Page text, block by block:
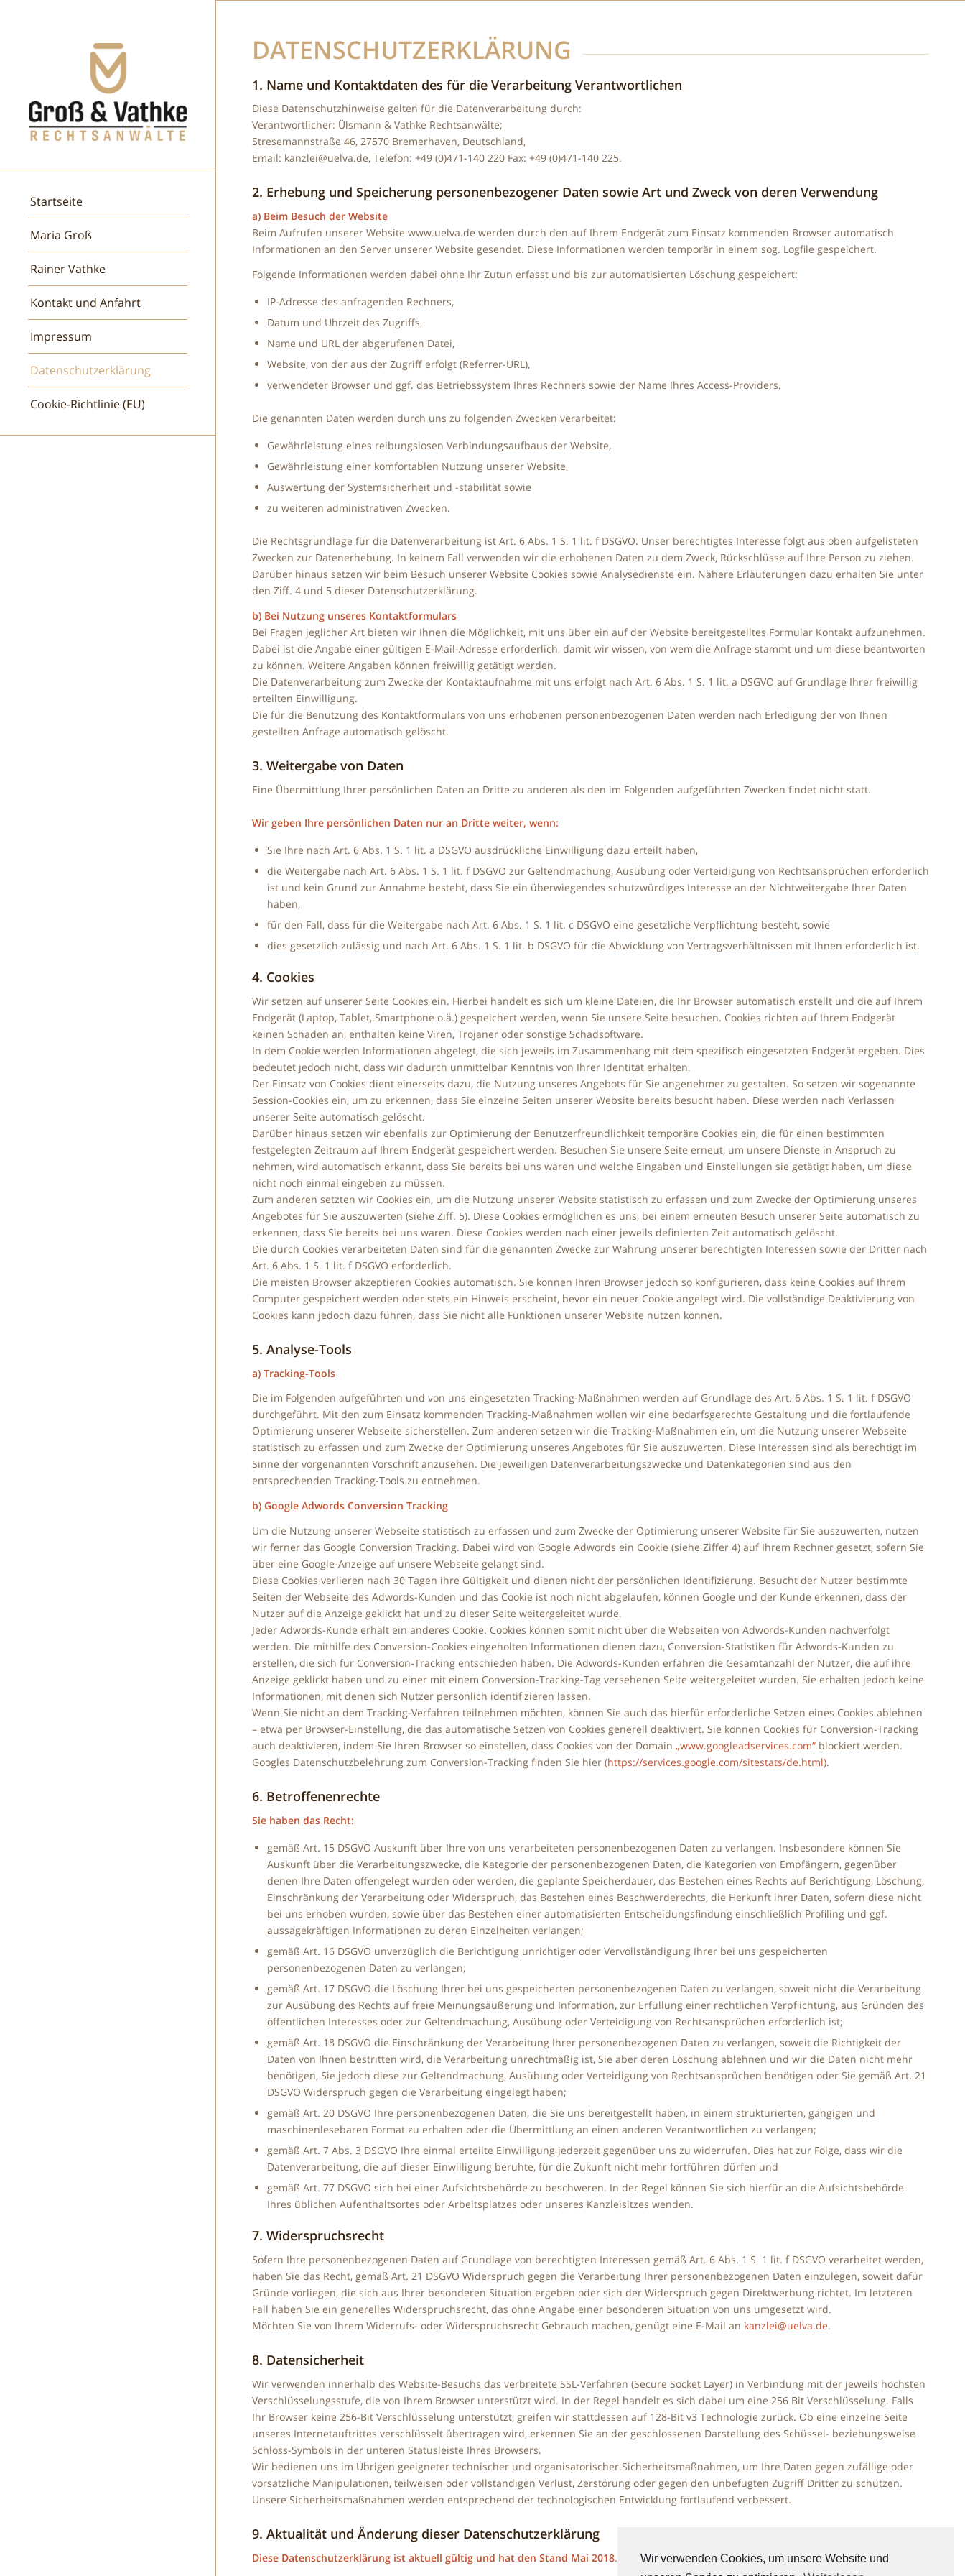
Wir verwenden Cookies, um unsere Website und
Startseite
Maria Groß
Rainer Vathke
Kontakt und Anfahrt
Impressum
Datenschutzerklärung
Cookie-Richtlinie (EU)
DATENSCHUTZERKLÄRUNG
1. Name und Kontaktdaten des für die Verarbeitung Verantwortlichen
Diese Datenschutzhinweise gelten für die Datenverarbeitung durch:
Verantwortlicher: Ülsmann & Vathke Rechtsanwälte;
Stresemannstraße 46, 27570 Bremerhaven, Deutschland,
Email: kanzlei@uelva.de, Telefon: +49 (0)471-140 220 Fax: +49 (0)471-140 225.
2. Erhebung und Speicherung personenbezogener Daten sowie Art und Zweck von deren Verwendung
a) Beim Besuch der Website
Beim Aufrufen unserer Website www.uelva.de werden durch den auf Ihrem Endgerät zum Einsatz kommenden Browser automatisch
Informationen an den Server unserer Website gesendet. Diese Informationen werden temporär in einem sog. Logfile gespeichert.
Folgende Informationen werden dabei ohne Ihr Zutun erfasst und bis zur automatisierten Löschung gespeichert:
IP-Adresse des anfragenden Rechners,
Datum und Uhrzeit des Zugriffs,
Name und URL der abgerufenen Datei,
Website, von der aus der Zugriff erfolgt (Referrer-URL),
verwendeter Browser und ggf. das Betriebssystem Ihres Rechners sowie der Name Ihres Access-Providers.
Die genannten Daten werden durch uns zu folgenden Zwecken verarbeitet:
Gewährleistung eines reibungslosen Verbindungsaufbaus der Website,
Gewährleistung einer komfortablen Nutzung unserer Website,
Auswertung der Systemsicherheit und -stabilität sowie
zu weiteren administrativen Zwecken.
Die Rechtsgrundlage für die Datenverarbeitung ist Art. 6 Abs. 1 S. 1 lit. f DSGVO. Unser berechtigtes Interesse folgt aus oben aufgelisteten
Zwecken zur Datenerhebung. In keinem Fall verwenden wir die erhobenen Daten zu dem Zweck, Rückschlüsse auf Ihre Person zu ziehen.
Darüber hinaus setzen wir beim Besuch unserer Website Cookies sowie Analysedienste ein. Nähere Erläuterungen dazu erhalten Sie unter
den Ziff. 4 und 5 dieser Datenschutzerklärung.
b) Bei Nutzung unseres Kontaktformulars
Bei Fragen jeglicher Art bieten wir Ihnen die Möglichkeit, mit uns über ein auf der Website bereitgestelltes Formular Kontakt aufzunehmen.
Dabei ist die Angabe einer gültigen E-Mail-Adresse erforderlich, damit wir wissen, von wem die Anfrage stammt und um diese beantworten
zu können. Weitere Angaben können freiwillig getätigt werden.
Die Datenverarbeitung zum Zwecke der Kontaktaufnahme mit uns erfolgt nach Art. 6 Abs. 1 S. 1 lit. a DSGVO auf Grundlage Ihrer freiwillig
erteilten Einwilligung.
Die für die Benutzung des Kontaktformulars von uns erhobenen personenbezogenen Daten werden nach Erledigung der von Ihnen
gestellten Anfrage automatisch gelöscht.
3. Weitergabe von Daten
Eine Übermittlung Ihrer persönlichen Daten an Dritte zu anderen als den im Folgenden aufgeführten Zwecken findet nicht statt.
Wir geben Ihre persönlichen Daten nur an Dritte weiter, wenn:
Sie Ihre nach Art. 6 Abs. 1 S. 1 lit. a DSGVO ausdrückliche Einwilligung dazu erteilt haben,
die Weitergabe nach Art. 6 Abs. 1 S. 1 lit. f DSGVO zur Geltendmachung, Ausübung oder Verteidigung von Rechtsansprüchen erforderlich
ist und kein Grund zur Annahme besteht, dass Sie ein überwiegendes schutzwürdiges Interesse an der Nichtweitergabe Ihrer Daten
haben,
für den Fall, dass für die Weitergabe nach Art. 6 Abs. 1 S. 1 lit. c DSGVO eine gesetzliche Verpflichtung besteht, sowie
dies gesetzlich zulässig und nach Art. 6 Abs. 1 S. 1 lit. b DSGVO für die Abwicklung von Vertragsverhältnissen mit Ihnen erforderlich ist.
4. Cookies
Wir setzen auf unserer Seite Cookies ein. Hierbei handelt es sich um kleine Dateien, die Ihr Browser automatisch erstellt und die auf Ihrem
Endgerät (Laptop, Tablet, Smartphone o.ä.) gespeichert werden, wenn Sie unsere Seite besuchen. Cookies richten auf Ihrem Endgerät
keinen Schaden an, enthalten keine Viren, Trojaner oder sonstige Schadsoftware.
In dem Cookie werden Informationen abgelegt, die sich jeweils im Zusammenhang mit dem spezifisch eingesetzten Endgerät ergeben. Dies
bedeutet jedoch nicht, dass wir dadurch unmittelbar Kenntnis von Ihrer Identität erhalten.
Der Einsatz von Cookies dient einerseits dazu, die Nutzung unseres Angebots für Sie angenehmer zu gestalten. So setzen wir sogenannte
Session-Cookies ein, um zu erkennen, dass Sie einzelne Seiten unserer Website bereits besucht haben. Diese werden nach Verlassen
unserer Seite automatisch gelöscht.
Darüber hinaus setzen wir ebenfalls zur Optimierung der Benutzerfreundlichkeit temporäre Cookies ein, die für einen bestimmten
festgelegten Zeitraum auf Ihrem Endgerät gespeichert werden. Besuchen Sie unsere Seite erneut, um unsere Dienste in Anspruch zu
nehmen, wird automatisch erkannt, dass Sie bereits bei uns waren und welche Eingaben und Einstellungen sie getätigt haben, um diese
nicht noch einmal eingeben zu müssen.
Zum anderen setzten wir Cookies ein, um die Nutzung unserer Website statistisch zu erfassen und zum Zwecke der Optimierung unseres
Angebotes für Sie auszuwerten (siehe Ziff. 5). Diese Cookies ermöglichen es uns, bei einem erneuten Besuch unserer Seite automatisch zu
erkennen, dass Sie bereits bei uns waren. Diese Cookies werden nach einer jeweils definierten Zeit automatisch gelöscht.
Die durch Cookies verarbeiteten Daten sind für die genannten Zwecke zur Wahrung unserer berechtigten Interessen sowie der Dritter nach
Art. 6 Abs. 1 S. 1 lit. f DSGVO erforderlich.
Die meisten Browser akzeptieren Cookies automatisch. Sie können Ihren Browser jedoch so konfigurieren, dass keine Cookies auf Ihrem
Computer gespeichert werden oder stets ein Hinweis erscheint, bevor ein neuer Cookie angelegt wird. Die vollständige Deaktivierung von
Cookies kann jedoch dazu führen, dass Sie nicht alle Funktionen unserer Website nutzen können.
5. Analyse-Tools
a) Tracking-Tools
Die im Folgenden aufgeführten und von uns eingesetzten Tracking-Maßnahmen werden auf Grundlage des Art. 6 Abs. 1 S. 1 lit. f DSGVO
durchgeführt. Mit den zum Einsatz kommenden Tracking-Maßnahmen wollen wir eine bedarfsgerechte Gestaltung und die fortlaufende
Optimierung unserer Webseite sicherstellen. Zum anderen setzen wir die Tracking-Maßnahmen ein, um die Nutzung unserer Webseite
statistisch zu erfassen und zum Zwecke der Optimierung unseres Angebotes für Sie auszuwerten. Diese Interessen sind als berechtigt im
Sinne der vorgenannten Vorschrift anzusehen. Die jeweiligen Datenverarbeitungszwecke und Datenkategorien sind aus den
entsprechenden Tracking-Tools zu entnehmen.
b) Google Adwords Conversion Tracking
Um die Nutzung unserer Webseite statistisch zu erfassen und zum Zwecke der Optimierung unserer Website für Sie auszuwerten, nutzen
wir ferner das Google Conversion Tracking. Dabei wird von Google Adwords ein Cookie (siehe Ziffer 4) auf Ihrem Rechner gesetzt, sofern Sie
über eine Google-Anzeige auf unsere Webseite gelangt sind.
Diese Cookies verlieren nach 30 Tagen ihre Gültigkeit und dienen nicht der persönlichen Identifizierung. Besucht der Nutzer bestimmte
Seiten der Webseite des Adwords-Kunden und das Cookie ist noch nicht abgelaufen, können Google und der Kunde erkennen, dass der
Nutzer auf die Anzeige geklickt hat und zu dieser Seite weitergeleitet wurde.
Jeder Adwords-Kunde erhält ein anderes Cookie. Cookies können somit nicht über die Webseiten von Adwords-Kunden nachverfolgt
werden. Die mithilfe des Conversion-Cookies eingeholten Informationen dienen dazu, Conversion-Statistiken für Adwords-Kunden zu
erstellen, die sich für Conversion-Tracking entschieden haben. Die Adwords-Kunden erfahren die Gesamtanzahl der Nutzer, die auf ihre
Anzeige geklickt haben und zu einer mit einem Conversion-Tracking-Tag versehenen Seite weitergeleitet wurden. Sie erhalten jedoch keine
Informationen, mit denen sich Nutzer persönlich identifizieren lassen.
Wenn Sie nicht an dem Tracking-Verfahren teilnehmen möchten, können Sie auch das hierfür erforderliche Setzen eines Cookies ablehnen
– etwa per Browser-Einstellung, die das automatische Setzen von Cookies generell deaktiviert. Sie können Cookies für Conversion-Tracking
auch deaktivieren, indem Sie Ihren Browser so einstellen, dass Cookies von der Domain „www.googleadservices.com“ blockiert werden.
Googles Datenschutzbelehrung zum Conversion-Tracking finden Sie hier (https://services.google.com/sitestats/de.html).
6. Betroffenenrechte
Sie haben das Recht:
gemäß Art. 15 DSGVO Auskunft über Ihre von uns verarbeiteten personenbezogenen Daten zu verlangen. Insbesondere können Sie
Auskunft über die Verarbeitungszwecke, die Kategorie der personenbezogenen Daten, die Kategorien von Empfängern, gegenüber
denen Ihre Daten offengelegt wurden oder werden, die geplante Speicherdauer, das Bestehen eines Rechts auf Berichtigung, Löschung,
Einschränkung der Verarbeitung oder Widerspruch, das Bestehen eines Beschwerderechts, die Herkunft ihrer Daten, sofern diese nicht
bei uns erhoben wurden, sowie über das Bestehen einer automatisierten Entscheidungsfindung einschließlich Profiling und ggf.
aussagekräftigen Informationen zu deren Einzelheiten verlangen;
gemäß Art. 16 DSGVO unverzüglich die Berichtigung unrichtiger oder Vervollständigung Ihrer bei uns gespeicherten
personenbezogenen Daten zu verlangen;
gemäß Art. 17 DSGVO die Löschung Ihrer bei uns gespeicherten personenbezogenen Daten zu verlangen, soweit nicht die Verarbeitung
zur Ausübung des Rechts auf freie Meinungsäußerung und Information, zur Erfüllung einer rechtlichen Verpflichtung, aus Gründen des
öffentlichen Interesses oder zur Geltendmachung, Ausübung oder Verteidigung von Rechtsansprüchen erforderlich ist;
gemäß Art. 18 DSGVO die Einschränkung der Verarbeitung Ihrer personenbezogenen Daten zu verlangen, soweit die Richtigkeit der
Daten von Ihnen bestritten wird, die Verarbeitung unrechtmäßig ist, Sie aber deren Löschung ablehnen und wir die Daten nicht mehr
benötigen, Sie jedoch diese zur Geltendmachung, Ausübung oder Verteidigung von Rechtsansprüchen benötigen oder Sie gemäß Art. 21
DSGVO Widerspruch gegen die Verarbeitung eingelegt haben;
gemäß Art. 20 DSGVO Ihre personenbezogenen Daten, die Sie uns bereitgestellt haben, in einem strukturierten, gängigen und
maschinenlesebaren Format zu erhalten oder die Übermittlung an einen anderen Verantwortlichen zu verlangen;
gemäß Art. 7 Abs. 3 DSGVO Ihre einmal erteilte Einwilligung jederzeit gegenüber uns zu widerrufen. Dies hat zur Folge, dass wir die
Datenverarbeitung, die auf dieser Einwilligung beruhte, für die Zukunft nicht mehr fortführen dürfen und
gemäß Art. 77 DSGVO sich bei einer Aufsichtsbehörde zu beschweren. In der Regel können Sie sich hierfür an die Aufsichtsbehörde
Ihres üblichen Aufenthaltsortes oder Arbeitsplatzes oder unseres Kanzleisitzes wenden.
7. Widerspruchsrecht
Sofern Ihre personenbezogenen Daten auf Grundlage von berechtigten Interessen gemäß Art. 6 Abs. 1 S. 1 lit. f DSGVO verarbeitet werden,
haben Sie das Recht, gemäß Art. 21 DSGVO Widerspruch gegen die Verarbeitung Ihrer personenbezogenen Daten einzulegen, soweit dafür
Gründe vorliegen, die sich aus Ihrer besonderen Situation ergeben oder sich der Widerspruch gegen Direktwerbung richtet. Im letzteren
Fall haben Sie ein generelles Widerspruchsrecht, das ohne Angabe einer besonderen Situation von uns umgesetzt wird.
Möchten Sie von Ihrem Widerrufs- oder Widerspruchsrecht Gebrauch machen, genügt eine E-Mail an kanzlei@uelva.de.
8. Datensicherheit
Wir verwenden innerhalb des Website-Besuchs das verbreitete SSL-Verfahren (Secure Socket Layer) in Verbindung mit der jeweils höchsten
Verschlüsselungsstufe, die von Ihrem Browser unterstützt wird. In der Regel handelt es sich dabei um eine 256 Bit Verschlüsselung. Falls
Ihr Browser keine 256-Bit Verschlüsselung unterstützt, greifen wir stattdessen auf 128-Bit v3 Technologie zurück. Ob eine einzelne Seite
unseres Internetauftrittes verschlüsselt übertragen wird, erkennen Sie an der geschlossenen Darstellung des Schüssel- beziehungsweise
Schloss-Symbols in der unteren Statusleiste Ihres Browsers.
Wir bedienen uns im Übrigen geeigneter technischer und organisatorischer Sicherheitsmaßnahmen, um Ihre Daten gegen zufällige oder
vorsätzliche Manipulationen, teilweisen oder vollständigen Verlust, Zerstörung oder gegen den unbefugten Zugriff Dritter zu schützen.
Unsere Sicherheitsmaßnahmen werden entsprechend der technologischen Entwicklung fortlaufend verbessert.
9. Aktualität und Änderung dieser Datenschutzerklärung
Diese Datenschutzerklärung ist aktuell gültig und hat den Stand Mai 2018.